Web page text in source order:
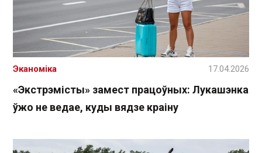
«Экстрэмісты» замест працоўных: Лукашэнка
ўжо не ведае, куды вядзе краіну
Эканоміка 17.04.2026